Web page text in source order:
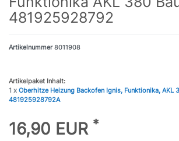
481925928792
Artikelnummer8011908
Artikelpaket Inhalt:
1 x Oberhitze Heizung Backofen Ignis, Funktionika, AKL
481925928792A
16,90 EUR *